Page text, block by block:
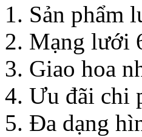
Sản phẩm
Mạng lưới
Giao hoa
Ưu đãi chi
Đa dạng